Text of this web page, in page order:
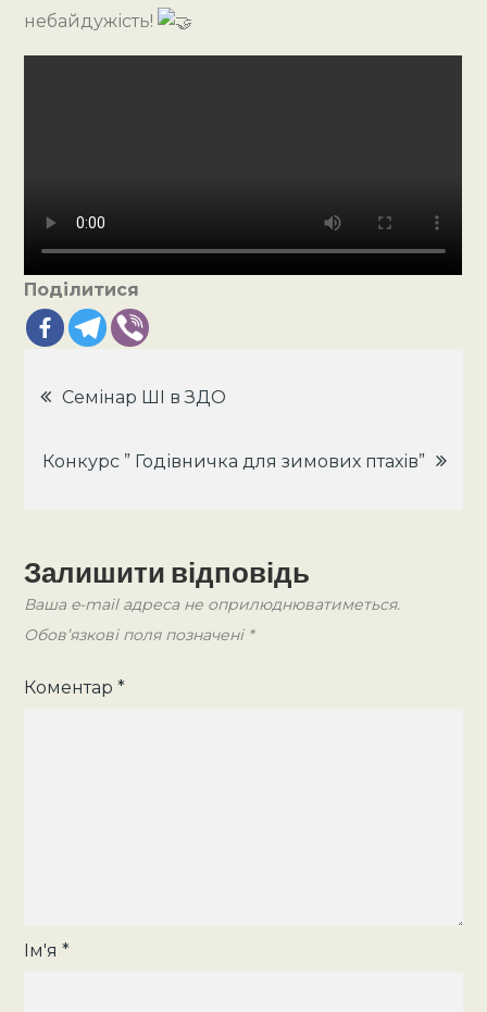
небайдужість!
Поділитися
Навігація
записів
Семінар ШІ в ЗДО
Конкурс ” Годівничка для зимових птахів”
Залишити відповідь
Ваша e-mail адреса не оприлюднюватиметься.
Обов’язкові поля позначені *
Коментар*
Ім'я*